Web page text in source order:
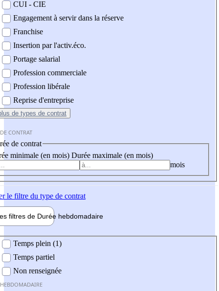
CUI - CIE
Engagement à servir dans la réserve
Franchise
Insertion par l'activ.éco.
Portage salarial
Profession commerciale
Profession libérale
Reprise d'entreprise
de types de contrat
CONTRAT
de contrat
minimale (en mois) Durée maximale (en mois)
mois
le filtre du type de contrat
filtres de Durée hebdomadaire
Temps plein (1)
Temps partiel
Non renseignée